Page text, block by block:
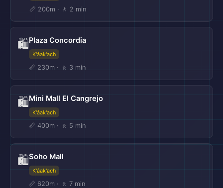
📏 200m · 🚶 2 min
🛍️Plaza Concordia
K'áak'ach
📏 230m · 🚶 3 min
🛍️Mini Mall El Cangrejo
K'áak'ach
📏 400m · 🚶 5 min
🛍️Soho Mall
K'áak'ach
📏 620m · 🚶 7 min